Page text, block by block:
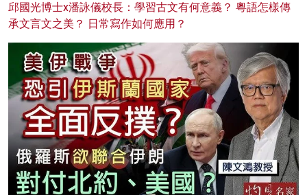
邱國光博士x潘詠儀校長：學習古文有何意義？ 粵語怎樣傳
承文言文之美？ 日常寫作如何應用？